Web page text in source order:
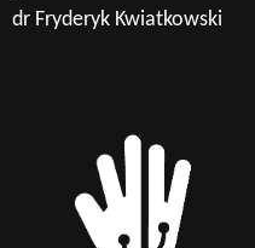
dr Fryderyk Kwiatkowski